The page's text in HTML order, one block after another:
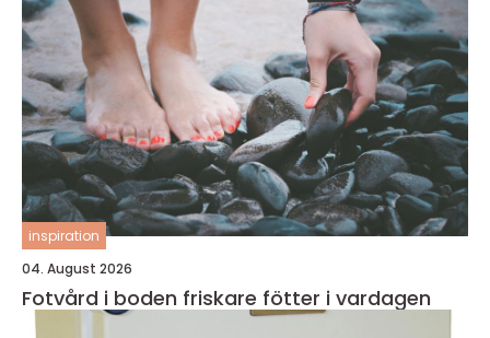
inspiration
04. August 2026
Fotvård i boden friskare fötter i vardagen